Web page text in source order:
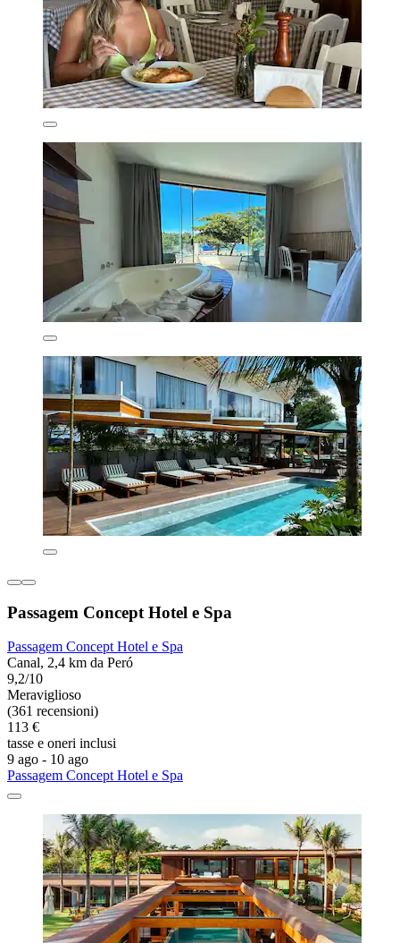
Passagem Concept Hotel e Spa
Passagem Concept Hotel e Spa
Canal, 2,4 km da Peró
9,2/10
Meraviglioso
(361 recensioni)
113 €
tasse e oneri inclusi
9 ago - 10 ago
Passagem Concept Hotel e Spa